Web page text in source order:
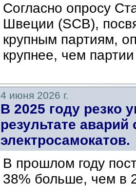
Согласно опросу
Швеции (SCB),
крупным партиям,
крупнее, чем
4 июня 2026 г.
В 2025 году резко
результате аварий
электросамокатов.
В прошлом году
38% больше, чем в